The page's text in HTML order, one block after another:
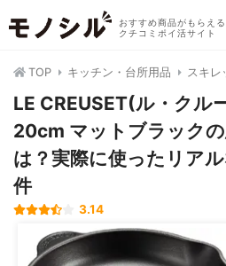
おすすめ商品がもらえる
クチコミポイ活サイト
TOP キッチン・台所用品 スキレ
LE CREUSET(ル・クル
20cm マットブラック
は？実際に使ったリア
件
3.14